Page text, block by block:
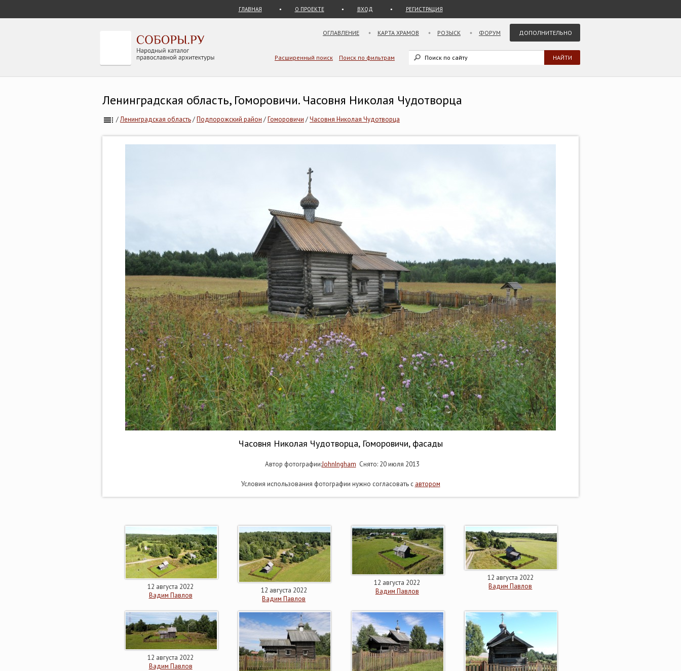
ГЛАВНАЯ О ПРОЕКТЕ ВХОД РЕГИСТРАЦИЯ
ОГЛАВЛЕНИЕ КАРТА ХРАМОВ РОЗЫСК ФОРУМ ДОПОЛНИТЕЛЬНО
Расширенный поиск Поиск по фильтрам
Ленинградская область, Гоморовичи. Часовня Николая Чудотворца
/Ленинградская область/Подпорожский район /Гоморовичи /Часовня Николая Чудотворца
Часовня Николая Чудотворца, Гоморовичи, фасады
Автор фотографии:JohnIngham Снято: 20 июля 2013
Условия использования фотографии нужно согласовать с автором
12 августа 2022
Вадим Павлов
12 августа 2022
Вадим Павлов
12 августа 2022
Вадим Павлов
12 августа 2022
Вадим Павлов
12 августа 2022
Вадим Павлов